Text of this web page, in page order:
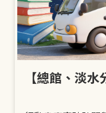
【總館、淡